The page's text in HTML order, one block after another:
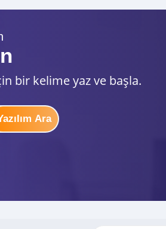
bir kelime yaz ve başla.
Ara